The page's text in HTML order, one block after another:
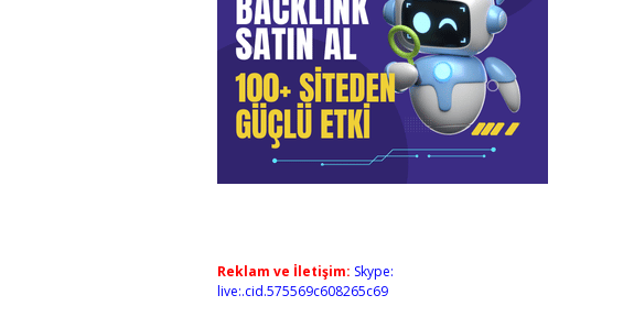
Reklam ve İletişim: Skype:
live:.cid.575569c608265c69